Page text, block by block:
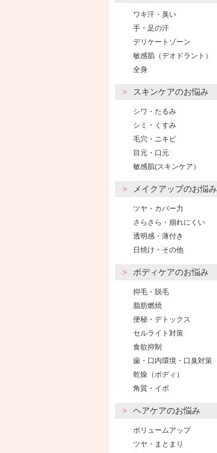
ワキ汗・臭い
手・足の汗
デリケートゾーン
敏感肌（デオドラント）
全身
スキンケアのお悩み
シワ・たるみ
シミ・くすみ
毛穴・ニキビ
目元・口元
敏感肌(スキンケア）
メイクアップのお悩み
ツヤ・カバー力
さらさら・崩れにくい
透明感・薄付き
日焼け・その他
ボディケアのお悩み
抑毛・脱毛
脂肪燃焼
便秘・デトックス
セルライト対策
食欲抑制
歯・口内環境・口臭対策
乾燥（ボディ）
角質・イボ
ヘアケアのお悩み
ボリュームアップ
ツヤ・まとまり